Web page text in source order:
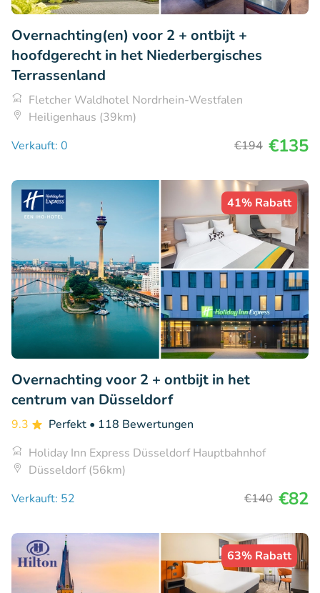
Overnachting(en) voor 2 + ontbijt +
hoofdgerecht in het Niederbergisches
Terrassenland
Fletcher Waldhotel Nordrhein-Westfalen
Heiligenhaus (39km)
Verkauft: 0
€194 €135
41% Rabatt
Overnachting voor 2 + ontbijt in het
centrum van Düsseldorf
9.3 Perfekt • 118 Bewertungen
Holiday Inn Express Düsseldorf Hauptbahnhof
Düsseldorf (56km)
Verkauft: 52
€140 €82
63% Rabatt